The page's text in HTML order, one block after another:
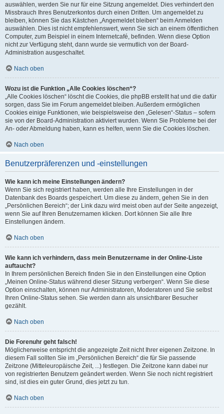
auswählen, werden Sie nur für eine Sitzung angemeldet. Dies verhindert den
Missbrauch Ihres Benutzerkontos durch einen Dritten. Um angemeldet zu
bleiben, können Sie das Kästchen „Angemeldet bleiben“ beim Anmelden
auswählen. Dies ist nicht empfehlenswert, wenn Sie sich an einem öffentlichen
Computer, zum Beispiel in einem Internetcafé, befinden. Wenn diese Option
nicht zur Verfügung steht, dann wurde sie vermutlich von der Board-
Administration ausgeschaltet.
Nach oben
Wozu ist die Funktion „Alle Cookies löschen“?
„Alle Cookies löschen“ löscht die Cookies, die phpBB erstellt hat und die dafür
sorgen, dass Sie im Forum angemeldet bleiben. Außerdem ermöglichen
Cookies einige Funktionen, wie beispielsweise den „Gelesen“-Status – sofern
sie von der Board-Administration aktiviert wurden. Wenn Sie Probleme bei der
An- oder Abmeldung haben, kann es helfen, wenn Sie die Cookies löschen.
Nach oben
Benutzerpräferenzen und -einstellungen
Wie kann ich meine Einstellungen ändern?
Wenn Sie sich registriert haben, werden alle Ihre Einstellungen in der
Datenbank des Boards gespeichert. Um diese zu ändern, gehen Sie in den
„Persönlichen Bereich“; der Link dazu wird meist oben auf der Seite angezeigt,
wenn Sie auf Ihren Benutzernamen klicken. Dort können Sie alle Ihre
Einstellungen ändern.
Nach oben
Wie kann ich verhindern, dass mein Benutzername in der Online-Liste
auftaucht?
In Ihrem persönlichen Bereich finden Sie in den Einstellungen eine Option
„Meinen Online-Status während dieser Sitzung verbergen“. Wenn Sie diese
Option einschalten, können nur Administratoren, Moderatoren und Sie selbst
Ihren Online-Status sehen. Sie werden dann als unsichtbarer Besucher
gezählt.
Nach oben
Die Forenuhr geht falsch!
Möglicherweise entspricht die angezeigte Zeit nicht Ihrer eigenen Zeitzone. In
diesem Fall sollten Sie im „Persönlichen Bereich“ die für Sie passende
Zeitzone (Mitteleuropäische Zeit, ...) festlegen. Die Zeitzone kann dabei nur
von registrierten Benutzern geändert werden. Wenn Sie noch nicht registriert
sind, ist dies ein guter Grund, dies jetzt zu tun.
Nach oben